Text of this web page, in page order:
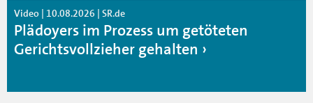
Video | 10.08.2026 | SR.de
Plädoyers im Prozess um getöteten
Gerichtsvollzieher gehalten